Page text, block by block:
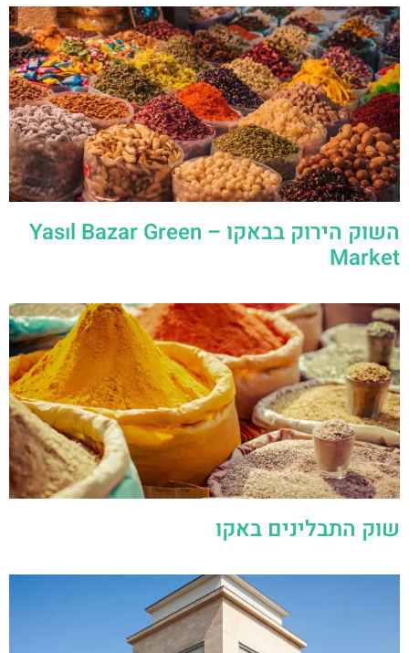
השוק הירוק בבאקו – Yasıl Bazar Green
Market
שוק התבלינים באקו